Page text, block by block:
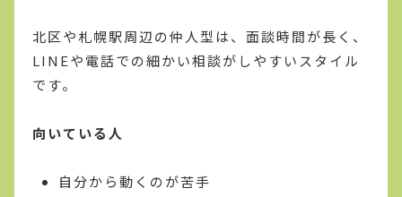
北区や札幌駅周辺の仲人型は、面談時間が長く、
LINEや電話での細かい相談がしやすいスタイル
です。
向いている人
自分から動くのが苦手